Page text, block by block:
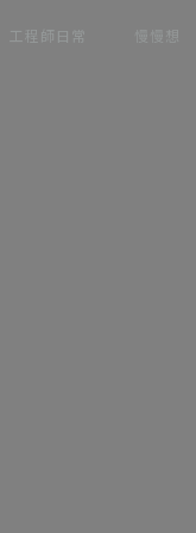
工程師日常 慢慢想